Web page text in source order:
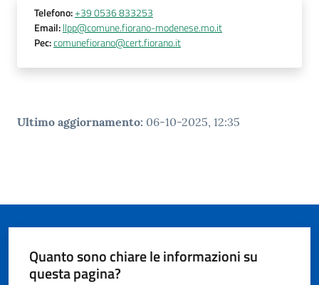
Telefono:+39 0536 833253
Email:llpp@comune.fiorano-modenese.mo.it
Pec:comunefiorano@cert.fiorano.it
Ultimo aggiornamento: 06-10-2025, 12:35
Quanto sono chiare le informazioni su
questa pagina?